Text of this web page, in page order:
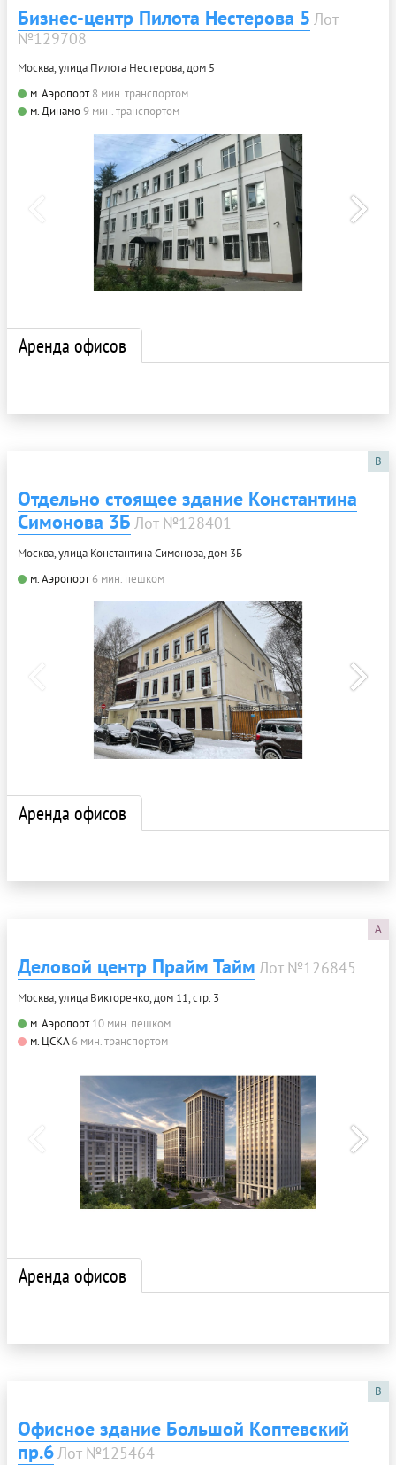
Бизнес-центр Пилота Нестерова 5 Лот
№129708
Москва, улица Пилота Нестерова, дом 5
м. Аэропорт 8 мин. транспортом
м. Динамо9 мин. транспортом
Аренда офисов
B
Отдельно стоящее здание Константина
Симонова 3Б Лот №128401
Москва, улица Константина Симонова, дом 3Б
м. Аэропорт 6 мин. пешком
Аренда офисов
A
Деловой центр Прайм Тайм Лот №126845
Москва, улица Викторенко, дом 11, стр. 3
м. Аэропорт 10 мин. пешком
м. ЦСКА 6 мин. транспортом
Аренда офисов
B
Офисное здание Большой Коптевский
пр.6Лот №125464